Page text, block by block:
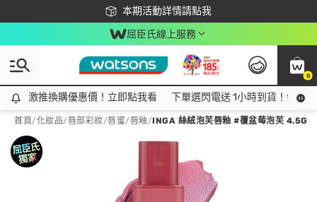
本期活動詳情請點我
下載app最高回饋$350
屈臣氏線上服務
0
激推換購優惠價！立即點我看
激推換購優惠價！立即點我看 下單選閃電送 1小時到貨！領神
首頁/化妝品/唇部彩妝/唇蜜/唇釉/INGA 絲絨泡芙唇釉 #覆盆莓泡芙 4.5G